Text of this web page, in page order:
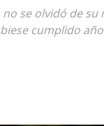
no se olvidó de
cumplido